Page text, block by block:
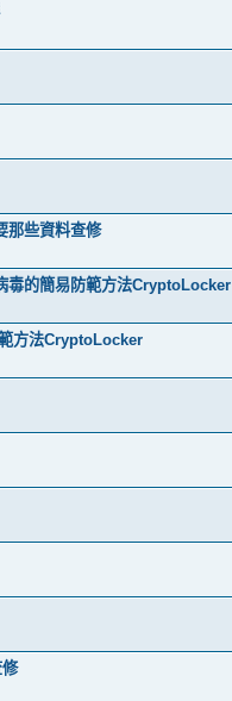
那些資料查修
毒的簡易防範方法CryptoLocker
方法CryptoLocker